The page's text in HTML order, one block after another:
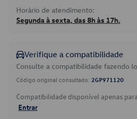
Horário de atendimento:
Segunda à sexta, das 8h às 17h.
Verifique a compatibilidade
Consulte a compatibilidade fazendo
Código original consultado: 2GP971120
Compatibilidade disponível apenas
Entrar